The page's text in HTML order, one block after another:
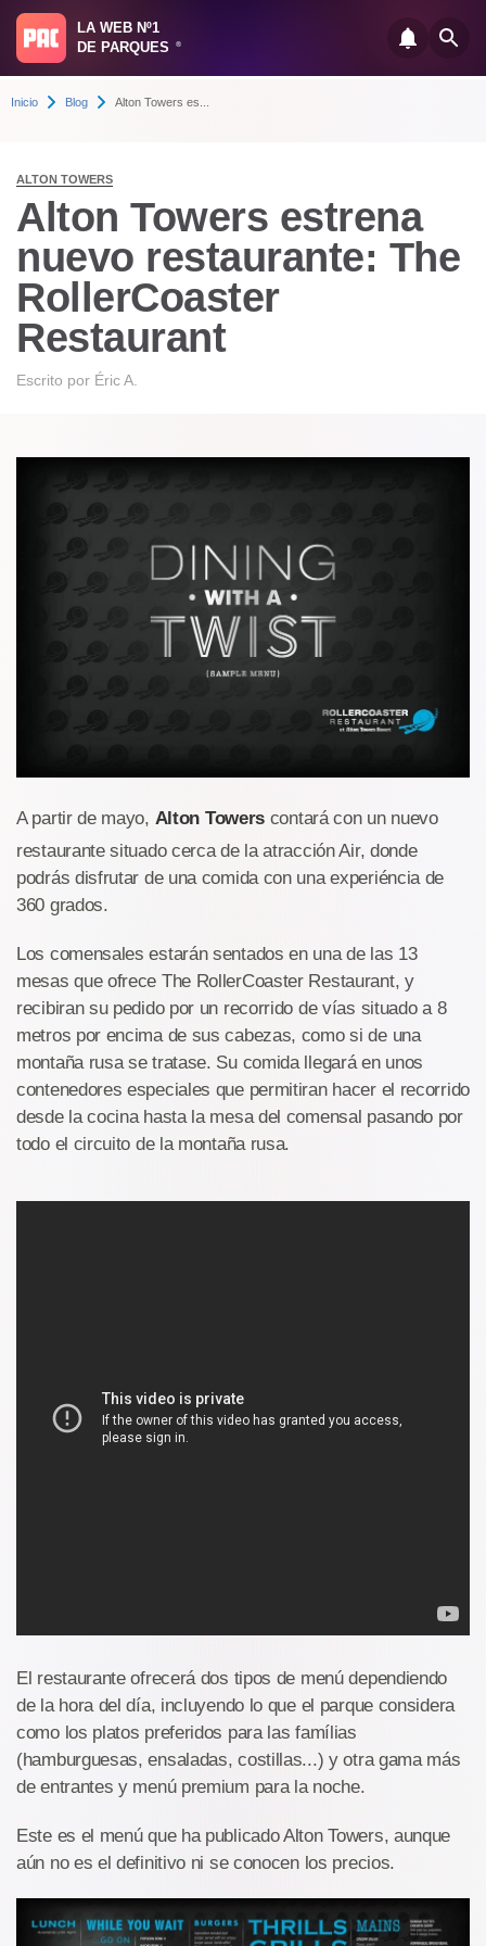
LA WEB Nº1
DE PARQUES
®
Inicio Blog Alton Towers es...
ALTON TOWERS
Alton Towers estrena
nuevo restaurante: The
RollerCoaster
Restaurant
Escrito por Éric A.
A partir de mayo, Alton Towers contará con un nuevo
restaurante situado cerca de la atracción Air, donde
podrás disfrutar de una comida con una experiéncia de
360 grados.
Los comensales estarán sentados en una de las 13
mesas que ofrece The RollerCoaster Restaurant, y
recibiran su pedido por un recorrido de vías situado a 8
metros por encima de sus cabezas, como si de una
montaña rusa se tratase. Su comida llegará en unos
contenedores especiales que permitiran hacer el recorrido
desde la cocina hasta la mesa del comensal pasando por
todo el circuito de la montaña rusa.
El restaurante ofrecerá dos tipos de menú dependiendo
de la hora del día, incluyendo lo que el parque considera
como los platos preferidos para las famílias
(hamburguesas, ensaladas, costillas...) y otra gama más
de entrantes y menú premium para la noche.
Este es el menú que ha publicado Alton Towers, aunque
aún no es el definitivo ni se conocen los precios.